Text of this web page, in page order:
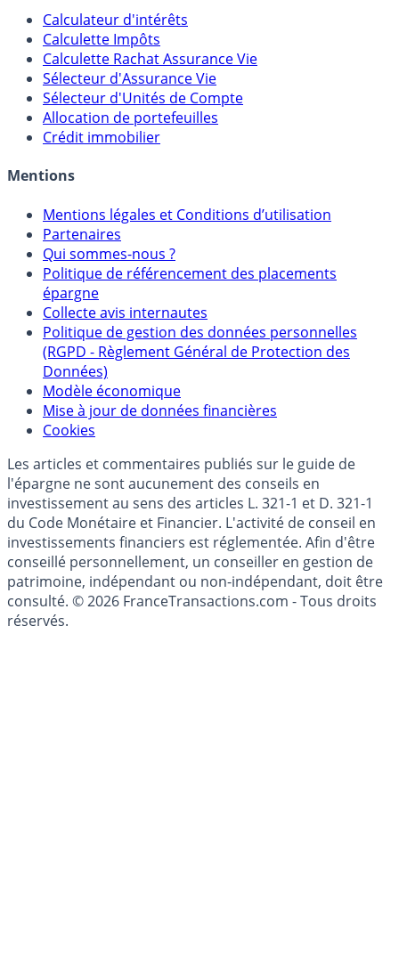
Outils
Calculateur d'intérêts
Calculette Impôts
Calculette Rachat Assurance Vie
Sélecteur d'Assurance Vie
Sélecteur d'Unités de Compte
Crédit immobilier
Mentions
Mentions légales et Conditions d’utilisation
Partenaires
Qui sommes-nous ?
Politique de référencement des placements
épargne
Collecte avis internautes
Politique de gestion des données personnelles
(RGPD - Règlement Général de Protection des
Données)
Modèle économique
Cookies
Les articles et commentaires publiés sur le guide de
l'épargne ne sont aucunement des conseils en
investissement au sens des articles L. 321-1 et D. 321-1
du Code Monétaire et Financier. L'activité de conseil en
investissements financiers est réglementée. Afin d'être
conseillé personnellement, un conseiller en gestion de
patrimoine, indépendant ou non-indépendant, doit être